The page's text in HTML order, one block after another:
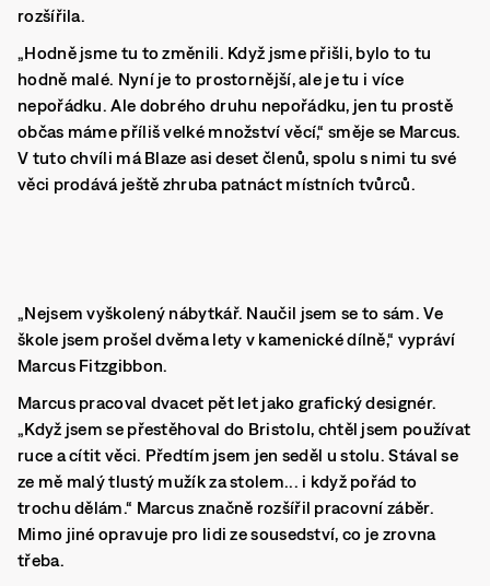
rozšířila.
„Hodně jsme tu to změnili. Když jsme přišli, bylo to tu
hodně malé. Nyní je to prostornější, ale je tu i více
nepořádku. Ale dobrého druhu nepořádku, jen tu prostě
občas máme příliš velké množství věcí,“ směje se Marcus.
V tuto chvíli má Blaze asi deset členů, spolu s nimi tu své
věci prodává ještě zhruba patnáct místních tvůrců.
„Nejsem vyškolený nábytkář. Naučil jsem se to sám. Ve
škole jsem prošel dvěma lety v kamenické dílně,“ vypráví
Marcus Fitzgibbon.
Marcus pracoval dvacet pět let jako grafický designér.
„Když jsem se přestěhoval do Bristolu, chtěl jsem používat
ruce a cítit věci. Předtím jsem jen seděl u stolu. Stával se
ze mě malý tlustý mužík za stolem... i když pořád to
trochu dělám.“ Marcus značně rozšířil pracovní záběr.
Mimo jiné opravuje pro lidi ze sousedství, co je zrovna
třeba.